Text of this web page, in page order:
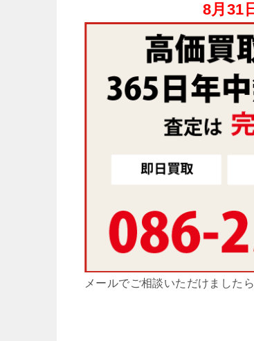
8月31
メールでご相談いただけました